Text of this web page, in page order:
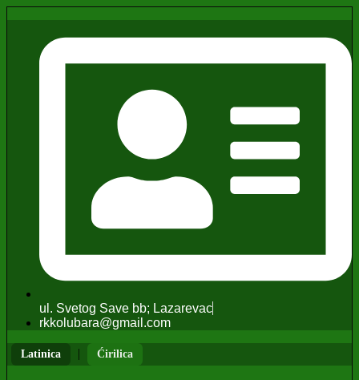
ul. Svetog Save bb; Lazarevac
rkkolubara@gmail.com
Latinica | Ćirilica